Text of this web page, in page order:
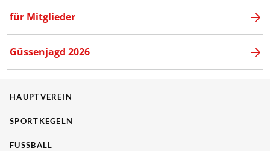
für Mitglieder
Güssenjagd 2026
HAUPTVEREIN
SPORTKEGELN
FUSSBALL